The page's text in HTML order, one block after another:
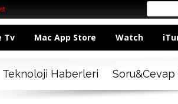
Tv Mac App Store Watch
Teknoloji Haberleri Soru&Cevap